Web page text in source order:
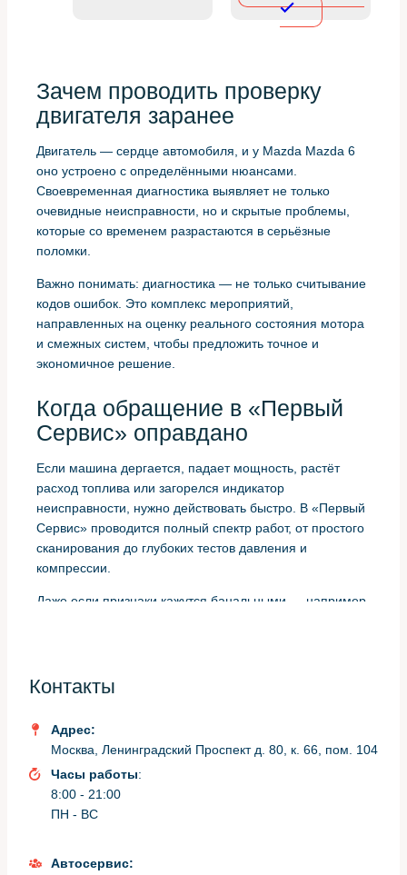
Зачем проводить проверку
двигателя заранее
Двигатель — сердце автомобиля, и у Mazda Mazda 6
оно устроено с определёнными нюансами.
Своевременная диагностика выявляет не только
очевидные неисправности, но и скрытые проблемы,
которые со временем разрастаются в серьёзные
поломки.
Важно понимать: диагностика — не только считывание
кодов ошибок. Это комплекс мероприятий,
направленных на оценку реального состояния мотора
и смежных систем, чтобы предложить точное и
экономичное решение.
Когда обращение в «Первый
Сервис» оправдано
Если машина дергается, падает мощность, растёт
расход топлива или загорелся индикатор
неисправности, нужно действовать быстро. В «Первый
Сервис» проводится полный спектр работ, от простого
сканирования до глубоких тестов давления и
компрессии.
Даже если признаки кажутся банальными — например,
точный план действий.
Типичные симптомы проблем у
Mazda Mazda 6
Некоторые признаки повторяются чаще других. Я
Контакты
Адрес:
Москва, Ленинградский Проспект д. 80, к. 66, пом. 104
Часы работы:
8:00 - 21:00
ПН - ВС
Автосервис: